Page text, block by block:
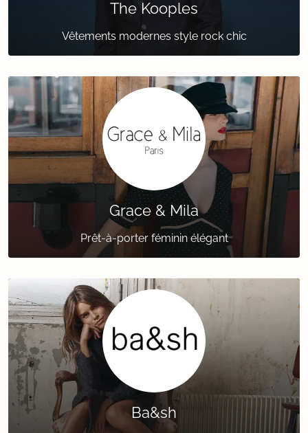
The Kooples
Vêtements modernes style rock chic
Grace & Mila
Prêt-à-porter féminin élégant
Ba&sh